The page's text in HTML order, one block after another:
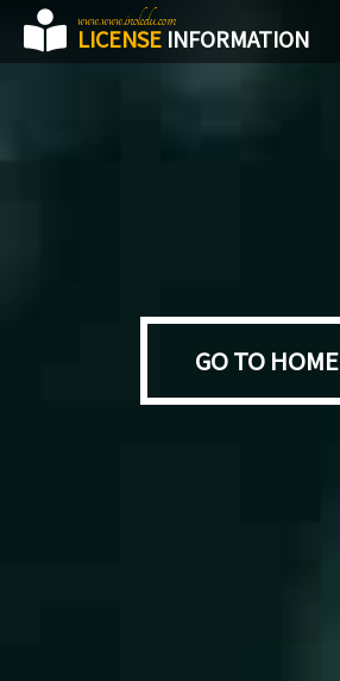
www.www.inoledu.com
LICENSE INFORMATION
GO TO HOME